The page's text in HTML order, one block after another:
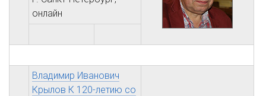
онлайн
Владимир Иванович
Крылов К 120-летию со